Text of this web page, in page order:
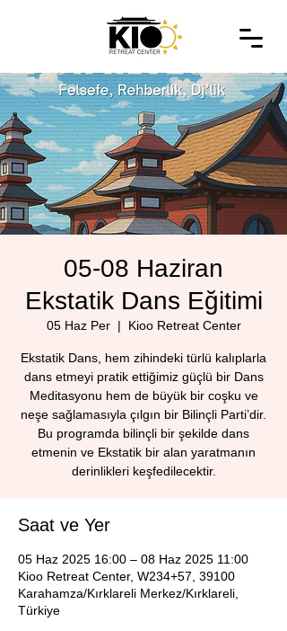
05-08 Haziran
Ekstatik Dans Eğitimi
05 Haz Per
  |
Kioo Retreat Center
Ekstatik Dans, hem zihindeki türlü kalıplarla
dans etmeyi pratik ettiğimiz güçlü bir Dans
Meditasyonu hem de büyük bir coşku ve
neşe sağlamasıyla çılgın bir Bilinçli Parti’dir.
Bu programda bilinçli bir şekilde dans
etmenin ve Ekstatik bir alan yaratmanın
derinlikleri keşfedilecektir.
Saat ve Yer
05 Haz 2025 16:00 – 08 Haz 2025 11:00
Kioo Retreat Center, W234+57, 39100
Karahamza/Kırklareli Merkez/Kırklareli,
Türkiye